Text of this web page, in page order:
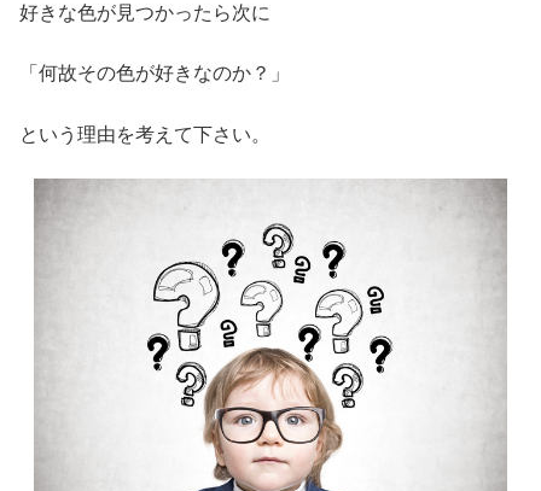
好きな色が見つかったら次に
「何故その色が好きなのか？」
という理由を考えて下さい。